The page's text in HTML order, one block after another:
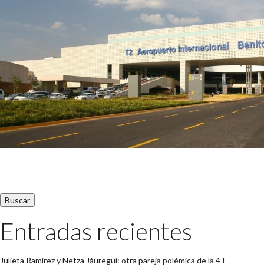
Entradas recientes
Julieta Ramírez y Netza Jáuregui: otra pareja polémica de la 4T